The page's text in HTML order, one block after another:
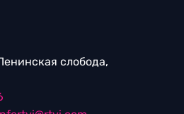
слобода,